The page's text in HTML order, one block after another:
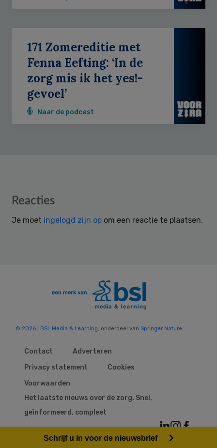
171 Zomereditie met
Fenna Eefting: ‘In de
zorg mis ik het yes!-
gevoel’
Naar de podcast
Reader
Reacties
Je moet ingelogd zijn op om een reactie te plaatsen.
© 2026 | BSL Media & Learning, onderdeel van Springer Nature
Contact
Adverteren
Privacy statement
Cookies
Voorwaarden
Het laatste nieuws over de zorg. Snel,
geïnformeerd, compleet
Schrijf u in voor de nieuwsbrief